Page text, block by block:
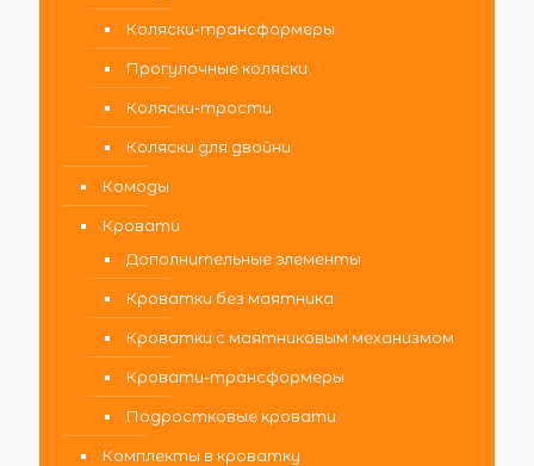
Коляски-трансформеры
Прогулочные коляски
Коляски-трости
Коляски для двойни
Комоды
Кровати
Дополнительные элементы
Кроватки без маятника
Кроватки с маятниковым механизмом
Кровати-трансформеры
Подростковые кровати
Комплекты в кроватку